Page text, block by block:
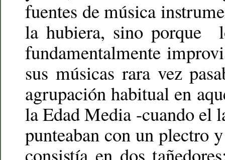
fuentes de música
la hubiera, sino porque
fundamentalmente
sus músicas rara vez
agrupación habitual en
la Edad Media -cuando el
punteaban con un plectro
consistía en dos